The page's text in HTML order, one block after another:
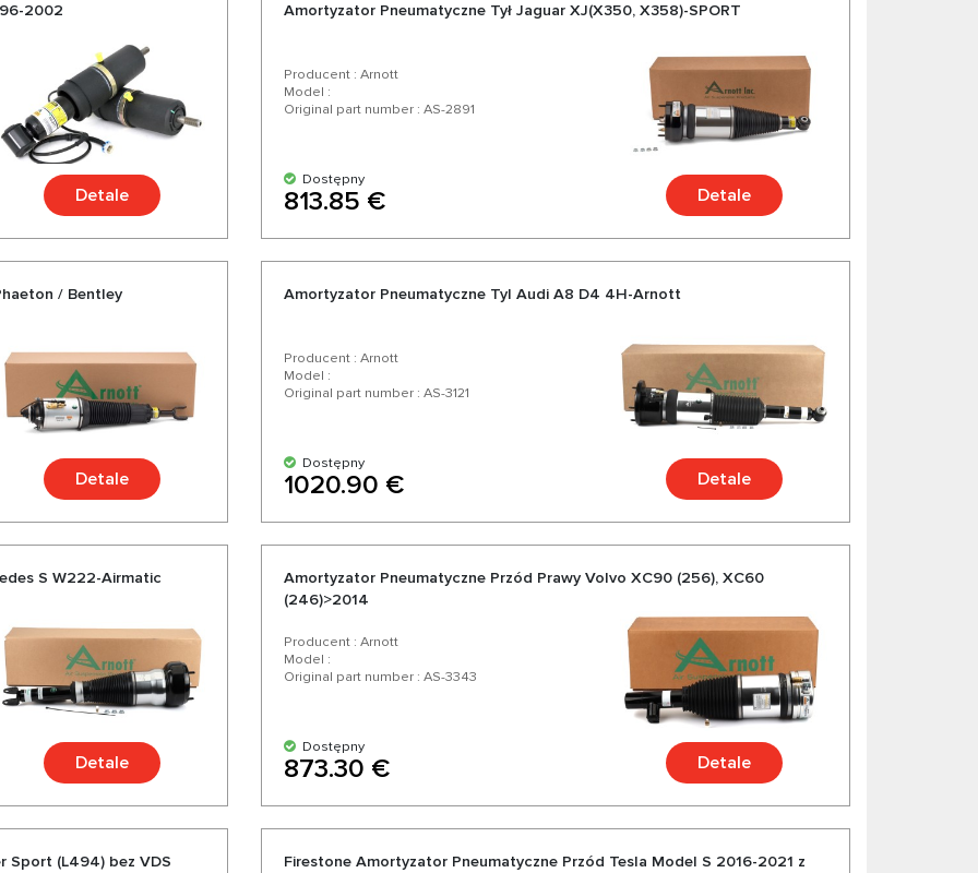
2002
Detale
Amortyzator Pneumatyczne Tył Jaguar XJ(X350, X358)-SPORT
Producent : Arnott
Model :
Original part number : AS-2891
Dostępny
813.85 € Detale
/ Bentley
Detale
Amortyzator Pneumatyczne Tyl Audi A8 D4 4H-Arnott
Producent : Arnott
Model :
Original part number : AS-3121
Dostępny
1020.90 € Detale
S W222-Airmatic
Detale
Amortyzator Pneumatyczne Przód Prawy Volvo XC90 (256), XC60
(246)>2014
Producent : Arnott
Model :
Original part number : AS-3343
Dostępny
873.30 € Detale
Sport (L494) bez VDS
Firestone Amortyzator Pneumatyczne Przód Tesla Model S 2016-2021 z